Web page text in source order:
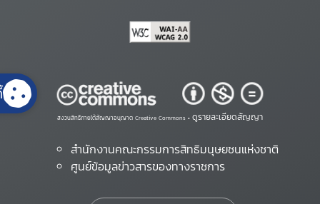
สงวนสิทธิ์ภายใต้สัญญาอนุญาต Creative Commons • ดูรายละเอียดสัญญา
สำนักงานคณะกรรมการสิทธิมนุษยชนแห่งชาติ
ศูนย์ข้อมูลข่าวสารของทางราชการ